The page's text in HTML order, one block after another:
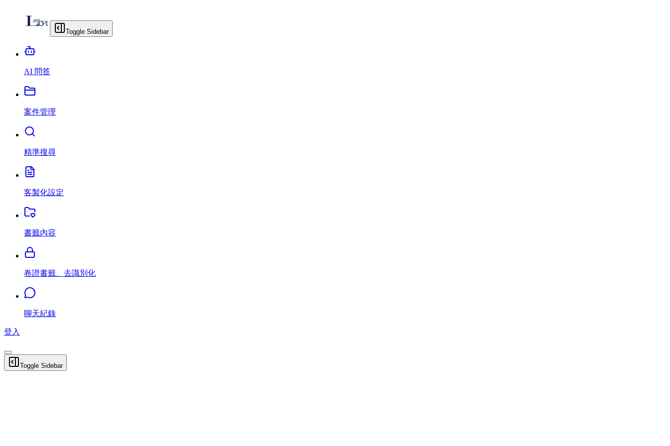
Toggle Sidebar
AI 問答
案件管理
精準搜尋
客製化設定
書籤內容
卷證書籤、去識別化
聊天紀錄
登入
Toggle Sidebar